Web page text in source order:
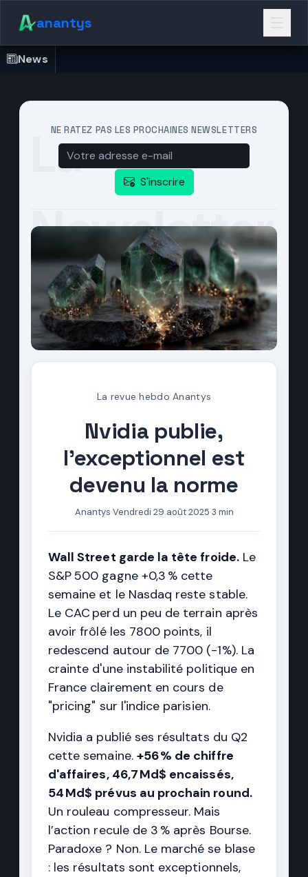
anantys
La
Newsletter
NE RATEZ PAS LES PROCHAINES NEWSLETTERS
S'inscrire
La revue hebdo Anantys
Nvidia publie,
l'exceptionnel est
devenu la norme
Anantys·Vendredi 29 août 2025·3 min
Wall Street garde la tête froide.Le
S&P 500 gagne +0,3 % cette
semaine et le Nasdaq reste stable.
Le CAC perd un peu de terrain après
avoir frôlé les 7800 points, il
redescend autour de 7700 (-1%). La
crainte d'une instabilité politique en
France clairement en cours de
"pricing" sur l'indice parisien.
Nvidia a publié ses résultats du Q2
cette semaine. +56 % de chiffre
d'affaires, 46,7 Md$ encaissés,
54 Md$ prévus au prochain round.
Un rouleau compresseur. Mais
l’action recule de 3 % après Bourse.
Paradoxe ? Non. Le marché se blase
: les résultats sont exceptionnels,